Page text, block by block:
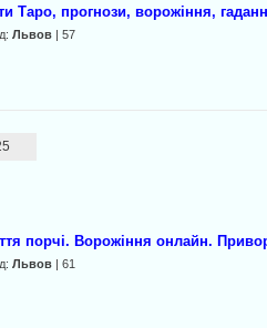
Таро, прогнози, ворожіння,
Львов | 57
порчі. Ворожіння онлайн.
Львов | 61